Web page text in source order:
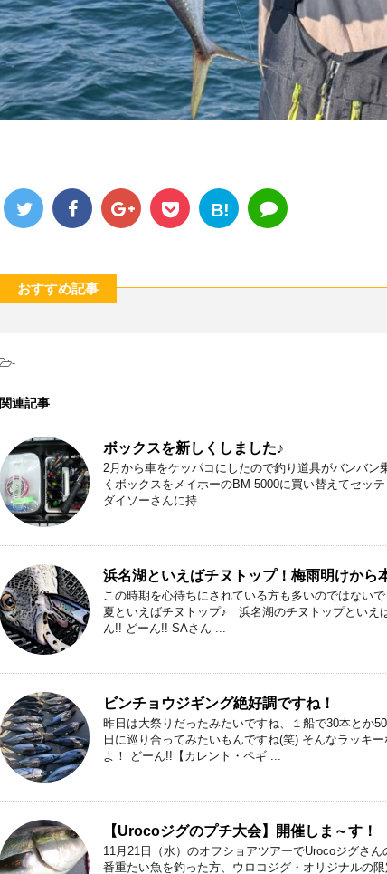
B!
おすすめ記事
-
関連記事
ボックスを新しくしました♪
2月から車をケッパコにしたので釣り道具がバンバ
くボックスをメイホーのBM-5000に買い替えてセッ
ダイソーさんに持 ...
浜名湖といえばチヌトップ！梅雨明けから
この時期を心待ちにされている方も多いのではない
夏といえばチヌトップ♪ 浜名湖のチヌトップといえ
ん!! どーん!! SAさん ...
ビンチョウジギング絶好調ですね！
昨日は大祭りだったみたいですね、１船で30本とか
日に巡り合ってみたいもんですね(笑) そんなラッキ
よ！ どーん!!【カレント・ペギ ...
【Urocoジグのプチ大会】開催しま～す！
11月21日（水）のオフショアツアーでUrocoジグさ
番重たい魚を釣った方、ウロコジグ・オリジナルの